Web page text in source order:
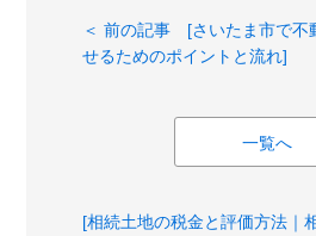
＜ 前の記事 [さいたま市で不
せるためのポイントと流れ]
一覧へ
[相続土地の税金と評価方法｜